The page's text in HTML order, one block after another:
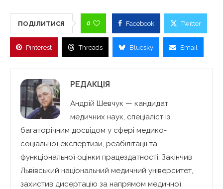
ПОДІЛИТИСЯ 0 Facebook Twitter
Pinterest Threads Bluesky Email
РЕДАКЦІЯ
Андрій Шевчук — кандидат
медичних наук, спеціаліст із
багаторічним досвідом у сфері медико-
соціальної експертизи, реабілітації та
функціональної оцінки працездатності. Закінчив
Львівський національний медичний університет,
захистив дисертацію за напрямом медичної